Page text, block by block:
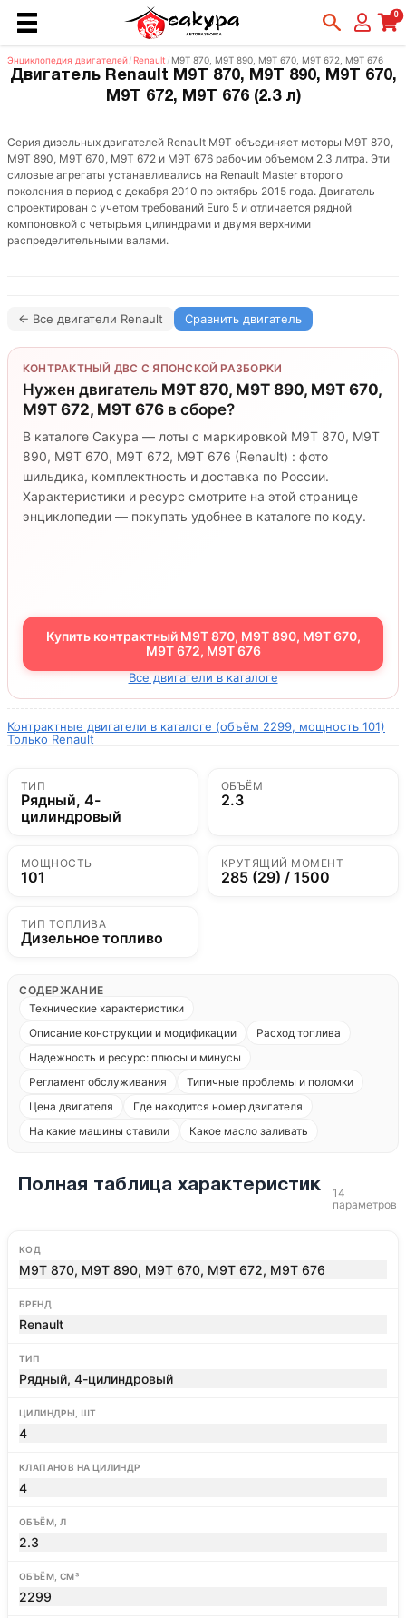
0
Энциклопедия двигателей/ Renault / M9T 870, M9T 890, M9T 670, M9T 672, M9T 676
Двигатель Renault M9T 870, M9T 890, M9T 670,
M9T 672, M9T 676 (2.3 л)
Серия дизельных двигателей Renault M9T объединяет моторы M9T 870,
M9T 890, M9T 670, M9T 672 и M9T 676 рабочим объемом 2.3 литра. Эти
силовые агрегаты устанавливались на Renault Master второго
поколения в период с декабря 2010 по октябрь 2015 года. Двигатель
спроектирован с учетом требований Euro 5 и отличается рядной
компоновкой с четырьмя цилиндрами и двумя верхними
распределительными валами.
← Все двигатели Renault Сравнить двигатель
КОНТРАКТНЫЙ ДВС С ЯПОНСКОЙ РАЗБОРКИ
Нужен двигатель M9T 870, M9T 890, M9T 670,
M9T 672, M9T 676 в сборе?
В каталоге Сакура — лоты с маркировкой M9T 870, M9T
890, M9T 670, M9T 672, M9T 676 (Renault) : фото
шильдика, комплектность и доставка по России.
Характеристики и ресурс смотрите на этой странице
энциклопедии — покупать удобнее в каталоге по коду.
Купить контрактный M9T 870, M9T 890, M9T 670,
M9T 672, M9T 676
Все двигатели в каталоге
Контрактные двигатели в каталоге (объём 2299, мощность 101)
Только Renault
ТИП
Рядный, 4-
цилиндровый
ОБЪЁМ
2.3
МОЩНОСТЬ
101
КРУТЯЩИЙ МОМЕНТ
285 (29) / 1500
ТИП ТОПЛИВА
Дизельное топливо
СОДЕРЖАНИЕ
Технические характеристики
Описание конструкции и модификации
Расход топлива
Надежность и ресурс: плюсы и минусы
Регламент обслуживания
Типичные проблемы и поломки
Цена двигателя
Где находится номер двигателя
На какие машины ставили
Какое масло заливать
Полная таблица характеристик
14
параметров
КОД
M9T 870, M9T 890, M9T 670, M9T 672, M9T 676
БРЕНД
Renault
ТИП
Рядный, 4-цилиндровый
ЦИЛИНДРЫ, ШТ
4
КЛАПАНОВ НА ЦИЛИНДР
4
ОБЪЁМ, Л
2.3
ОБЪЁМ, СМ³
2299